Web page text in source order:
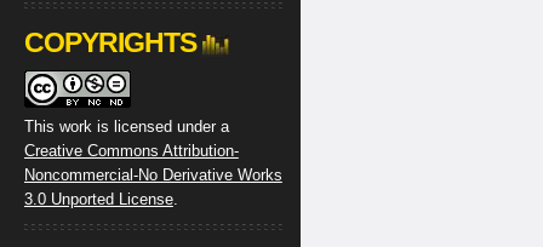
COPYRIGHTS
This work is licensed under a
Creative Commons Attribution-
Noncommercial-No Derivative Works
3.0 Unported License.